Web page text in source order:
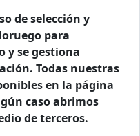
de selección y
para
y se gestiona
Todas nuestras
en la página
caso abrimos
de terceros.